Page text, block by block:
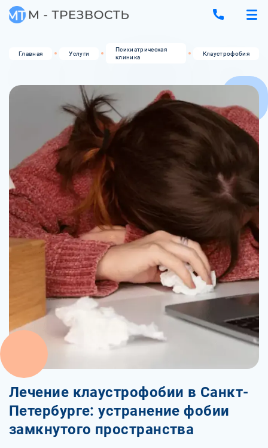
Главная Услуги
Психиатрическая
клиника
Клаустрофобия
Лечение клаустрофобии в Санкт-
Петербурге: устранение фобии
замкнутого пространства